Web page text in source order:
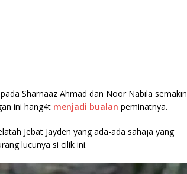
Sharnaaz Ahmad dan Noor Nabila semakin
ini hang4t menjadi bualan peminatnya.
Jebat Jayden yang ada-ada sahaja yang
lucunya si cilik ini.